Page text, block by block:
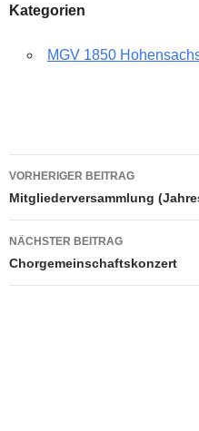
Kategorien
MGV 1850
VORHERIGER BEITRAG
Mitgliederversammlung
NÄCHSTER BEITRAG
Chorgemeinschaftskonzert